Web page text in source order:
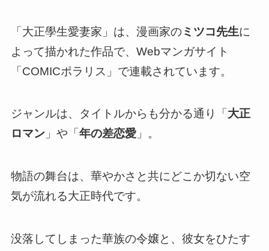
「大正學生愛妻家」は、漫画家のミツコ先生に
よって描かれた作品で、Webマンガサイト
「COMICポラリス」で連載されています。
ジャンルは、タイトルからも分かる通り「 大正
ロマン 」や「 年の差恋愛」。
物語の舞台は、華やかさと共にどこか切ない空
気が流れる大正時代です。
没落してしまった華族の令嬢と、彼女をひたす